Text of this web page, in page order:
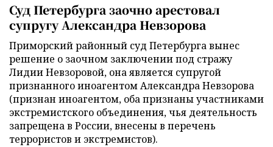
Суд Петербурга заочно арестовал
супругу Александра Невзорова
Приморский районный суд Петербурга вынес
решение о заочном заключении под стражу
Лидии Невзоровой, она является супругой
признанного иноагентом Александра Невзорова
(признан иноагентом, оба признаны участниками
экстремистского объединения, чья деятельность
запрещена в России, внесены в перечень
террористов и экстремистов).